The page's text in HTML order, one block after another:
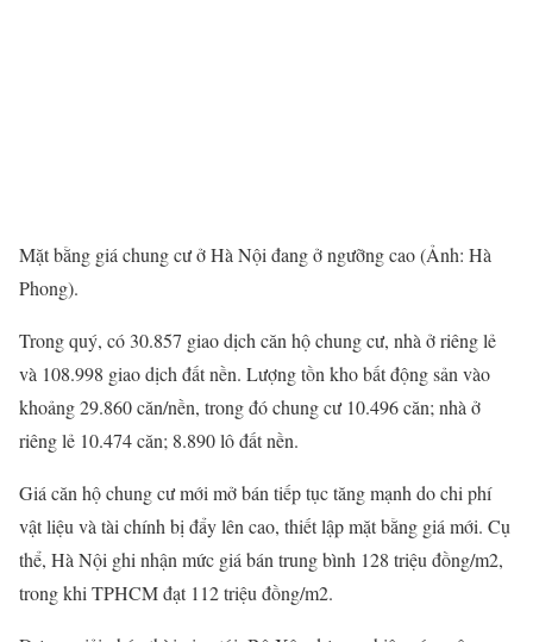
Mặt bằng giá chung cư ở Hà Nội đang ở ngưỡng cao (Ảnh: Hà
Phong).
Trong quý, có 30.857 giao dịch căn hộ chung cư, nhà ở riêng lẻ
và 108.998 giao dịch đất nền. Lượng tồn kho bất động sản vào
khoảng 29.860 căn/nền, trong đó chung cư 10.496 căn; nhà ở
riêng lẻ 10.474 căn; 8.890 lô đất nền.
Giá căn hộ chung cư mới mở bán tiếp tục tăng mạnh do chi phí
vật liệu và tài chính bị đẩy lên cao, thiết lập mặt bằng giá mới. Cụ
thể, Hà Nội ghi nhận mức giá bán trung bình 128 triệu đồng/m2,
trong khi TPHCM đạt 112 triệu đồng/m2.